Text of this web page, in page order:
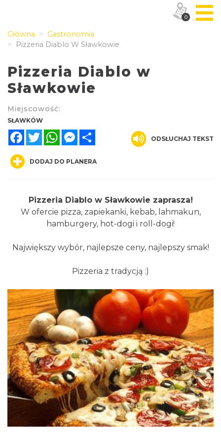
Główna
Gastronomia
Pizzeria Diablo W Sławkowie
Pizzeria Diablo w
Sławkowie
Miejscowość:
SŁAWKÓW
FacebookTwitterWhatsAppMessenger
ODSŁUCHAJ TEKST
DODAJ DO PLANERA
Pizzeria Diablo w Sławkowie zaprasza!
W ofercie pizza, zapiekanki, kebab, lahmakun,
hamburgery, hot-dogi i roll-dogi!
Największy wybór, najlepsze ceny, najlepszy smak!
Pizzeria z tradycją :)
0